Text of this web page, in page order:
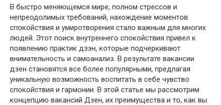
В быстро меняющемся мире, полном стрессов и
непреодолимых требований, нахождение моментов
спокойствия и умиротворения стало важным для многих
людей. Этот поиск внутреннего спокойствия привел к
появлению практик дзэн, которые подчеркивают
внимательность и самоанализ. В результате вакансии
дзен становятся все более популярными, предлагая
уникальную возможность воспитать в себе чувство
спокойствия и гармонии. В этой статье мы рассмотрим
концепцию вакансий Дзен, их преимущества и то, как вы